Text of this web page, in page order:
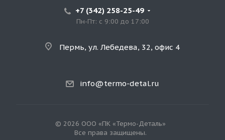
+7 (342) 258-25-49
Пн-Пт: с 9:00 до 17:00
Пермь, ул. Лебедева, 32, офис 4
info@termo-detal.ru
© 2026 ООО «ПК «Термо-Деталь»
Все права защищены.